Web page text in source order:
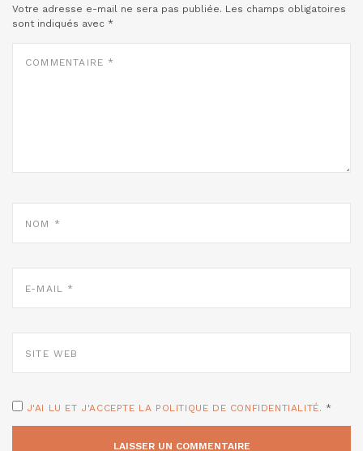
Votre adresse e-mail ne sera pas publiée. Les champs obligatoires
sont indiqués avec *
MAIL
WEB
J'AI LU ET J'ACCEPTE LA POLITIQUE DE CONFIDENTIALITÉ. *